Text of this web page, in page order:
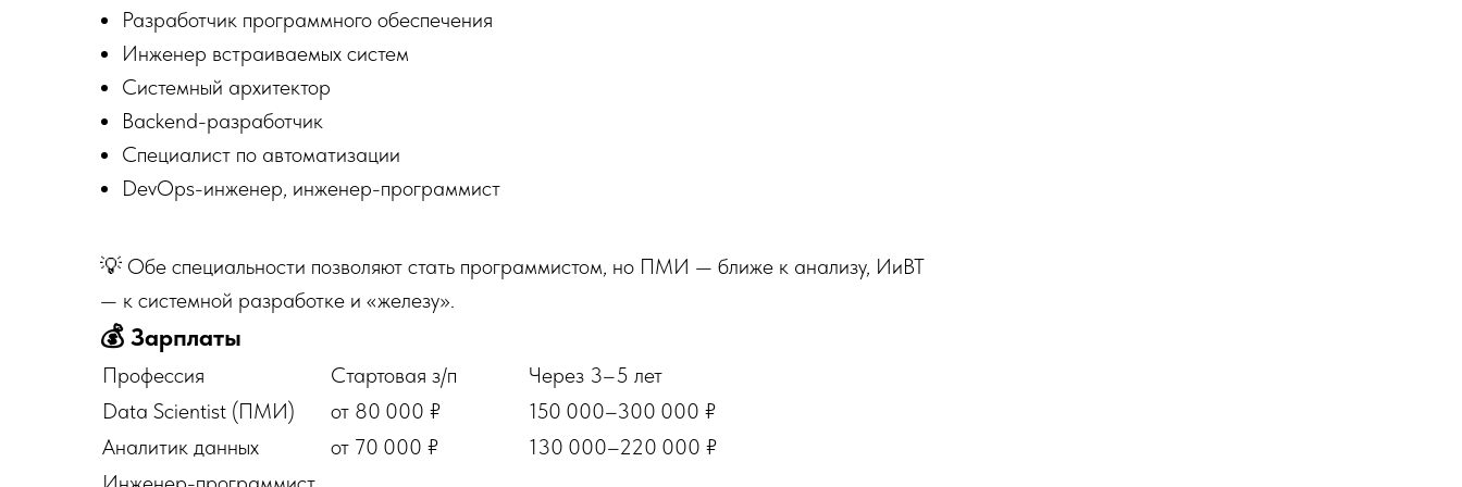
Разработчик программного обеспечения
Инженер встраиваемых систем
Системный архитектор
Backend-разработчик
Специалист по автоматизации
DevOps-инженер, инженер-программист
💡 Обе специальности позволяют стать программистом, но ПМИ — ближе к анализу, ИиВТ
— к системной разработке и «железу».
💰 Зарплаты
Профессия Стартовая з/п
Через 3–5 лет
Data Scientist (ПМИ)
от 80 000 ₽
150 000–300 000 ₽
Аналитик данных
от 70 000 ₽
130 000–220 000 ₽